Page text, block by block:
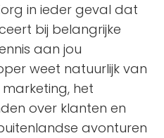
in ieder geval dat
bij belangrijke
aan jou
weet natuurlijk van
het
over klanten en
avonturen